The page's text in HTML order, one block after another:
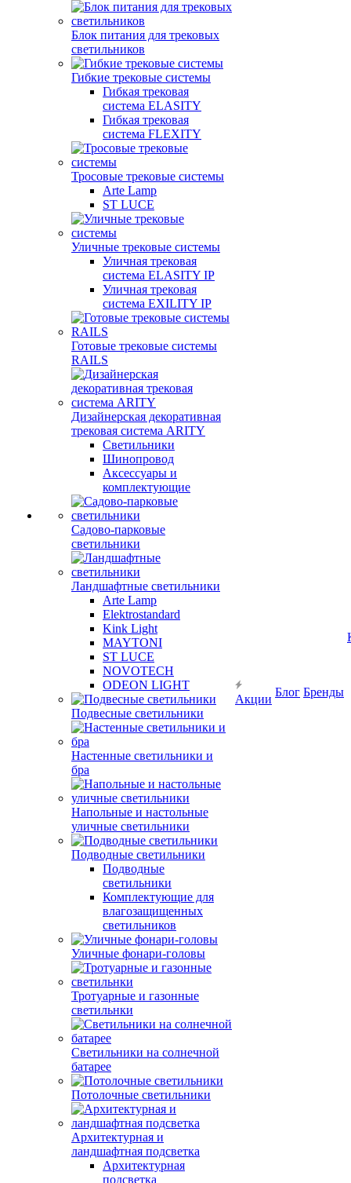
Блок питания для трековых
светильников
Гибкие трековые системы
Гибкая трековая
система ELASITY
Гибкая трековая
система FLEXITY
Тросовые трековые системы
Arte Lamp
ST LUCE
Уличные трековые системы
Уличная трековая
система ELASITY IP
Уличная трековая
система EXILITY IP
Готовые трековые системы
RAILS
Дизайнерская декоративная
трековая система ARITY
Светильники
Шинопровод
Аксессуары и
комплектующие
Садово-парковые
светильники
Ландшафтные светильники
Arte Lamp
Elektrostandard
Kink Light
MAYTONI
ST LUCE
NOVOTECH
ODEON LIGHT
Подвесные светильники
Настенные светильники и
бра
Напольные и настольные
уличные светильники
Подводные светильники
Подводные
светильники
Комплектующие для
влагозащищенных
светильников
Уличные фонари-головы
Тротуарные и газонные
светильнки
Светильники на солнечной
батарее
Потолочные светильники
Архитектурная и
ландшафтная подсветка
Архитектурная
подсветка
Акции
Блог Бренды